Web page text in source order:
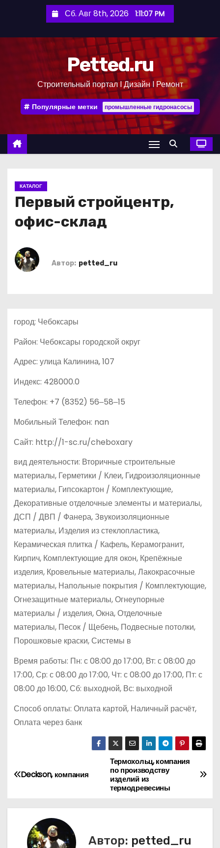
е
Сб. Авг 8th, 2026 1:11:08 PM
Petted.ru
Строительный портал l Дизайн l Ремонт
Популярные метки промышленные гидронасосы
КАТАЛОГ
Первый стройцентр,
офис-склад
Автор: petted_ru
город: Чебоксары
Район: Чебоксары городской округ
Адрес: улица Калинина, 107
Индекс: 428000.0
Телефон: +7 (8352) 56‒58‒15
Мобильный Телефон: nan
Сайт: http://1-sc.ru/cheboxary
вид деятельности: Вторичные строительные
материалы, Герметики / Клеи, Гидроизоляционные
материалы, Гипсокартон / Комплектующие,
Декоративные отделочные элементы и материалы,
ДСП / ДВП / Фанера, Звукоизоляционные
материалы, Изделия из стеклопластика,
Керамическая плитка / Кафель, Керамогранит,
Кирпич, Комплектующие для окон, Крепёжные
изделия, Кровельные материалы, Лакокрасочные
материалы, Напольные покрытия / Комплектующие,
Огнезащитные материалы, Огнеупорные
материалы / изделия, Окна, Отделочные
материалы, Песок / Щебень, Подвесные потолки,
Порошковые краски, Системы в
Время работы: Пн: с 08:00 до 17:00, Вт: с 08:00 до
17:00, Ср: с 08:00 до 17:00, Чт: с 08:00 до 17:00, Пт: с
08:00 до 16:00, Сб: выходной, Вс: выходной
Способ оплаты: Оплата картой, Наличный расчёт,
Оплата через банк
Н
в
Термохольц, компания
по производству
изделий из
термодревесины
Deckson, компания
Автор: petted_ru